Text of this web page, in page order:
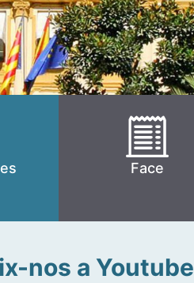
Face
nos a Youtube